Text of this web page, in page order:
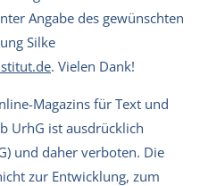
Angabe des gewünschten
Silke
. Vielen Dank!
Magazins für Text und
UrhG ist ausdrücklich
und daher verboten. Die
zur Entwicklung, zum